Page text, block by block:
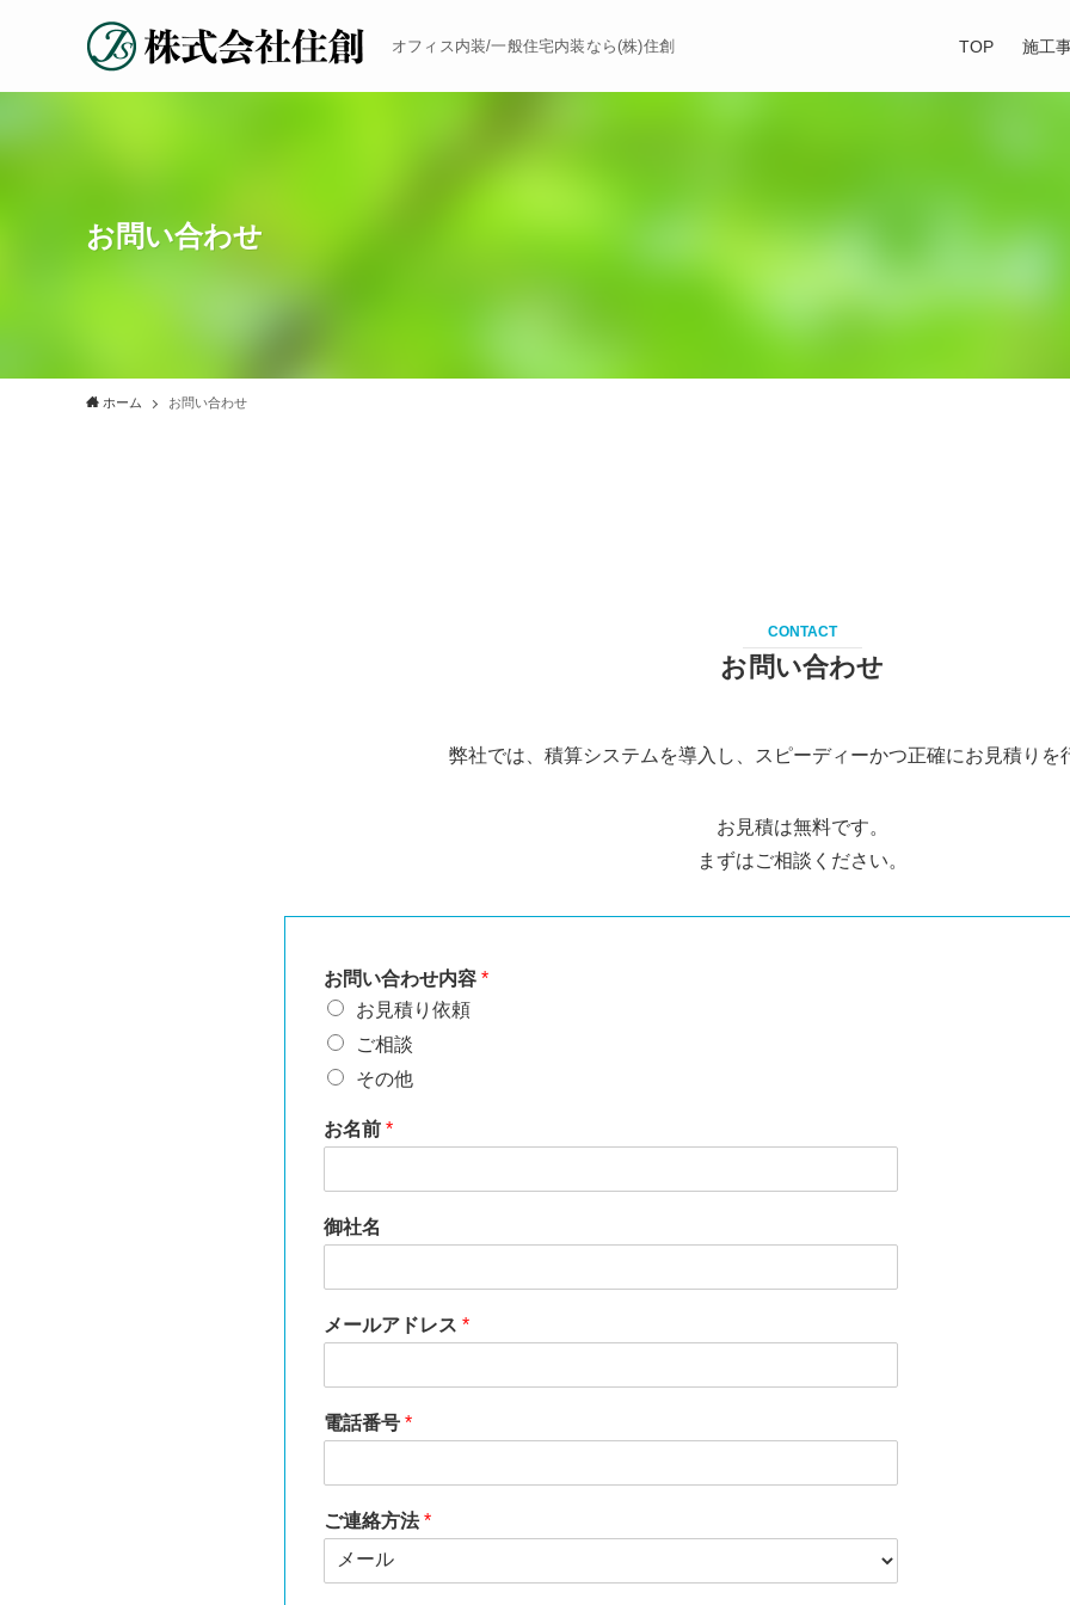
オフィス内装/一般住宅内装なら(株)住創 TOP 施工
お問い合わせ
ホーム お問い合わせ
CONTACT
お問い合わせ
弊社では、積算システムを導入し、スピーディーかつ正確にお見積りを
お見積は無料です。
まずはご相談ください。
お問い合わせ内容 *
お見積り依頼
ご相談
その他
お名前 *
御社名
メールアドレス *
電話番号 *
ご連絡方法*